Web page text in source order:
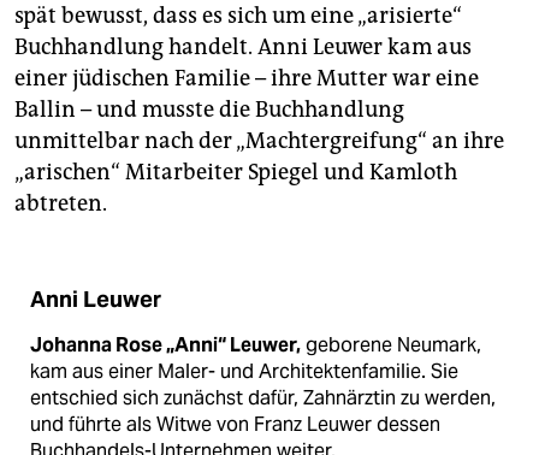
spät bewusst, dass es sich um eine „arisierte“
Buchhandlung handelt. Anni Leuwer kam aus
einer jüdischen Familie – ihre Mutter war eine
Ballin – und musste die Buchhandlung
unmittelbar nach der „Machtergreifung“ an ihre
„arischen“ Mitarbeiter Spiegel und Kamloth
abtreten.
Anni Leuwer
Johanna Rose „Anni“ Leuwer,geborene Neumark,
kam aus einer Maler- und Architektenfamilie. Sie
entschied sich zunächst dafür, Zahnärztin zu werden,
und führte als Witwe von Franz Leuwer dessen